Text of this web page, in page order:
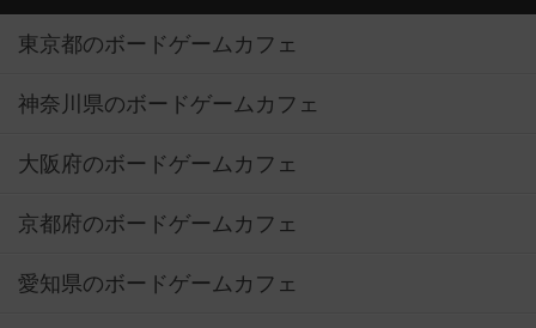
東京都のボードゲームカフェ
神奈川県のボードゲームカフェ
大阪府のボードゲームカフェ
京都府のボードゲームカフェ
愛知県のボードゲームカフェ